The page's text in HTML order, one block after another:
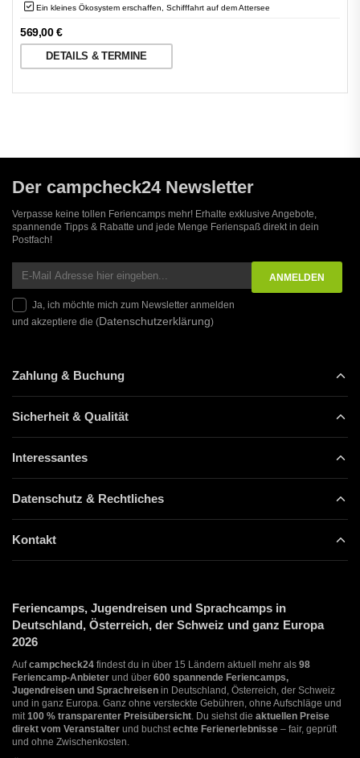
Ein kleines Ökosystem erschaffen, Schifffahrt auf dem Attersee
569,00€
DETAILS & TERMINE
Der campcheck24 Newsletter
Verpasse keine tollen Feriencamps mehr! Erhalte exklusive Angebote,
spannende Tipps & Rabatte und jede Menge Ferienspaß direkt in dein
Postfach!
Ja, ich möchte mich zum Newsletter anmelden
und akzeptiere die (Datenschutzerklärung)
Zahlung & Buchung
Sicherheit & Qualität
Interessantes
Datenschutz & Rechtliches
Kontakt
Feriencamps, Jugendreisen und Sprachcamps in
Deutschland, Österreich, der Schweiz und ganz Europa
2026
Aufcampcheck24 findest du in über 15 Ländern aktuell mehr als 98
Feriencamp-Anbieter und über 600 spannende Feriencamps,
Jugendreisen und Sprachreisen in Deutschland, Österreich, der Schweiz
und in ganz Europa. Ganz ohne versteckte Gebühren, ohne Aufschläge und
mit100 % transparenter Preisübersicht. Du siehst die aktuellen Preise
direkt vom Veranstalter und buchstechte Ferienerlebnisse – fair, geprüft
und ohne Zwischenkosten.